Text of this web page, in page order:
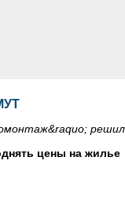
цены на жилье